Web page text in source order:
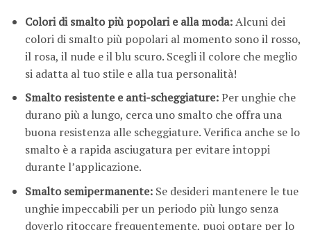
Colori di smalto più popolari e alla moda:Alcuni dei
colori di smalto più popolari al momento sono il rosso,
il rosa, il nude e il blu scuro. Scegli il colore che meglio
si adatta al tuo stile e alla tua personalità!
Smalto resistente e anti-scheggiature:Per unghie che
durano più a lungo, cerca uno smalto che offra una
buona resistenza alle scheggiature. Verifica anche se lo
smalto è a rapida asciugatura per evitare intoppi
durante l’applicazione.
Smalto semipermanente:Se desideri mantenere le tue
unghie impeccabili per un periodo più lungo senza
doverlo ritoccare frequentemente, puoi optare per lo